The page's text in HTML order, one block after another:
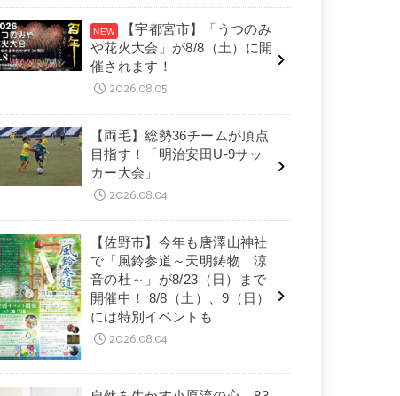
【宇都宮市】「うつのみ
や花火大会」が8/8（土）に開
催されます！
2026.08.05
【両毛】総勢36チームが頂点
目指す！「明治安田U-9サッ
カー大会」
2026.08.04
【佐野市】今年も唐澤山神社
で「風鈴参道～天明鋳物 涼
音の杜～」が8/23（日）まで
開催中！ 8/8（土）、9（日）
には特別イベントも
2026.08.04